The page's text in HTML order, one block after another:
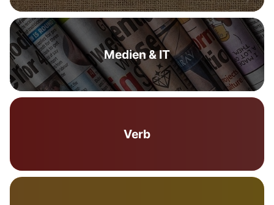
Medien & IT
Verb